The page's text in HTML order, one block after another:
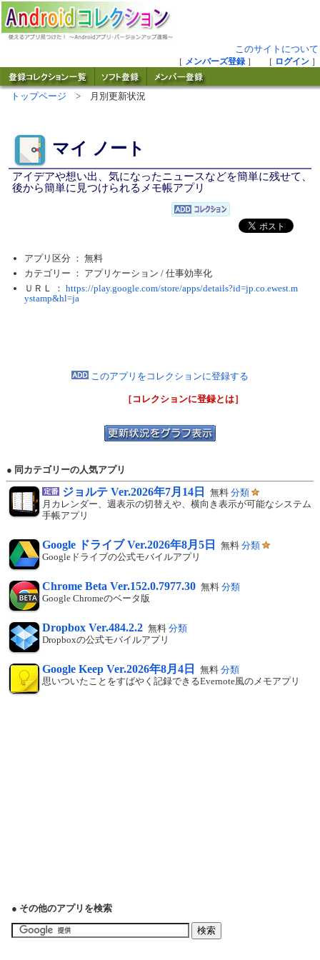
このサイトについて
［ メンバーズ登録］ ［ ログイン ］
トップページ > 月別更新状況
マイ ノート
アイデアや想い出、気になったニュースなどを簡単に残せて、
後から簡単に見つけられるメモ帳アプリ
アプリ区分 ： 無料
カテゴリー ： アプリケーション / 仕事効率化
ＵＲＬ ： https://play.google.com/store/apps/details?id=jp.co.ewest.m
ystamp&hl=ja
このアプリをコレクションに登録する
［コレクションに登録とは］
● 同カテゴリーの人気アプリ
ジョルテ Ver.2026年7月14日 無料 分類
月カレンダー、週表示の切替えや、横向き表示が可能なシステム
手帳アプリ
Google ドライブ Ver.2026年8月5日 無料 分類
Googleドライブの公式モバイルアプリ
Chrome Beta Ver.152.0.7977.30 無料 分類
Google Chromeのベータ版
Dropbox Ver.484.2.2 無料 分類
Dropboxの公式モバイルアプリ
Google Keep Ver.2026年8月4日 無料 分類
思いついたことをすばやく記録できるEvernote風のメモアプリ
● その他のアプリを検索